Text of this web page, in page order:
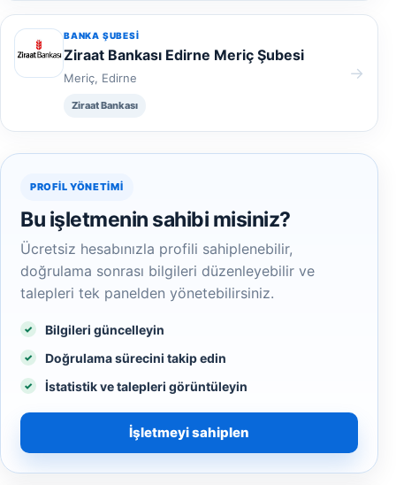
BANKA ŞUBESI
Ziraat Bankası Edirne Meriç Şubesi
Meriç, Edirne
Ziraat Bankası
→
PROFIL YÖNETIMI
Bu işletmenin sahibi misiniz?
Ücretsiz hesabınızla profili sahiplenebilir,
doğrulama sonrası bilgileri düzenleyebilir ve
talepleri tek panelden yönetebilirsiniz.
Bilgileri güncelleyin
Doğrulama sürecini takip edin
İstatistik ve talepleri görüntüleyin
İşletmeyi sahiplen